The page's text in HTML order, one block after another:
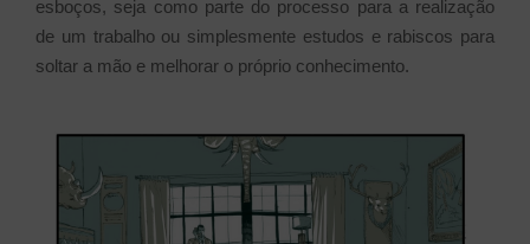
esboços, seja como parte do processo para a realização
de um trabalho ou simplesmente estudos e rabiscos para
soltar a mão e melhorar o próprio conhecimento.